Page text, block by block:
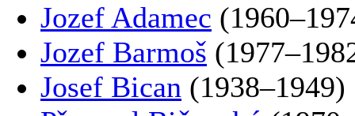
Jozef Adamec
Jozef Barmoš
Josef Bican (1938–1949)